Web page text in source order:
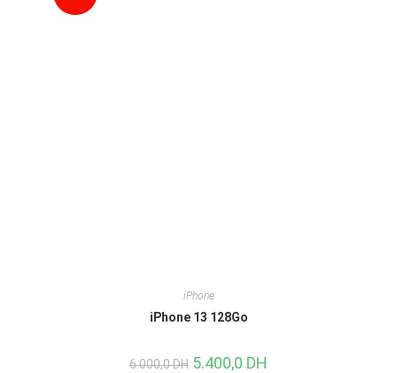
iPhone
iPhone 13 128Go
6.000,0DH 5.400,0 DH